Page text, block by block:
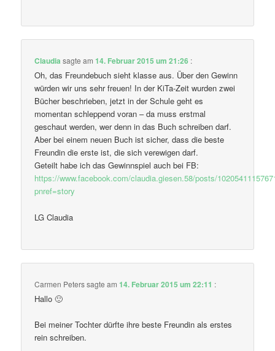
Claudia sagte am14. Februar 2015 um 21:26 :
Oh, das Freundebuch sieht klasse aus. Über den Gewinn
würden wir uns sehr freuen! In der KiTa-Zeit wurden zwei
Bücher beschrieben, jetzt in der Schule geht es
momentan schleppend voran – da muss erstmal
geschaut werden, wer denn in das Buch schreiben darf.
Aber bei einem neuen Buch ist sicher, dass die beste
Freundin die erste ist, die sich verewigen darf.
Geteilt habe ich das Gewinnspiel auch bei FB:
https://www.facebook.com/claudia.giesen.58/posts/
pnref=story
LG Claudia
Carmen Peterssagte am14. Februar 2015 um 22:11 :
Hallo 🙂
Bei meiner Tochter dürfte ihre beste Freundin als erstes
rein schreiben.